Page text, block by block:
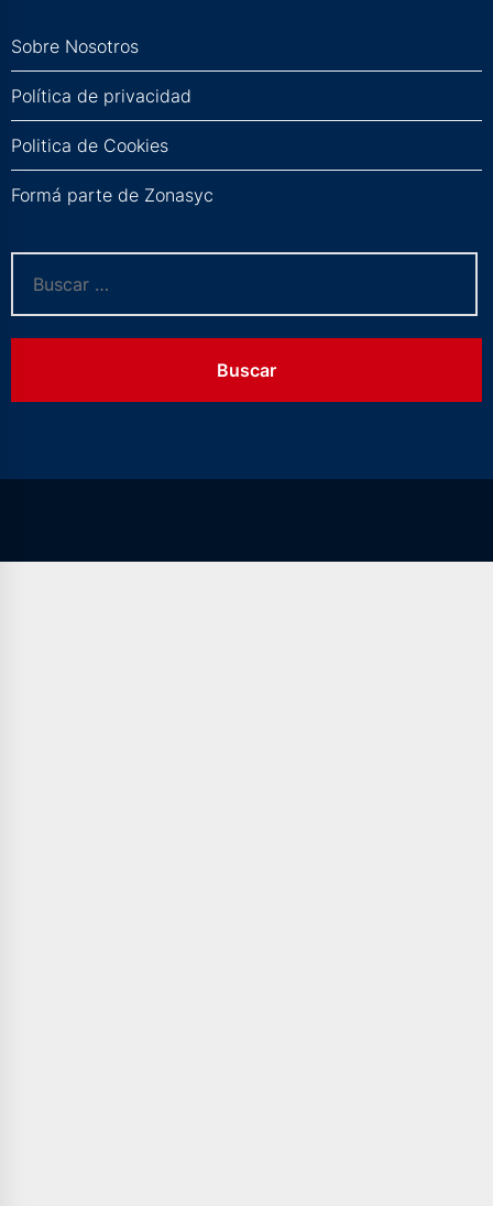
Sobre Nosotros
Política de privacidad
Politica de Cookies
Formá parte de Zonasyc